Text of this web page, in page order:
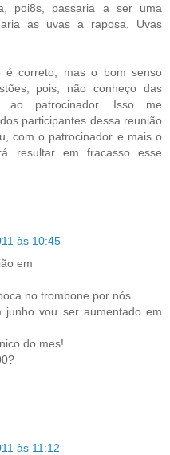
poi8s, passaria a ser uma
as uvas a raposa. Uvas
é correto, mas o bom senso
pois, não conheço das
ao patrocinador. Isso me
participantes dessa reunião
com o patrocinador e mais o
resultar em fracasso esse
às 10:45
em
no trombone por nós.
vou ser aumentado em
do mes!
às 11:12